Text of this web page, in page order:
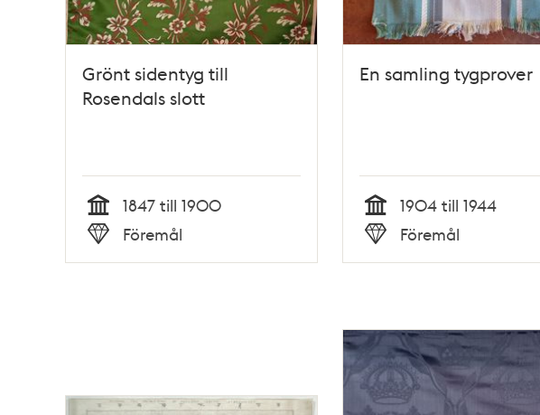
Grönt sidentyg till
Rosendals slott
Tid
1847 till 1900
Typ
Föremål
En samling tygprover
Tid
1904 till 1944
Typ
Föremål